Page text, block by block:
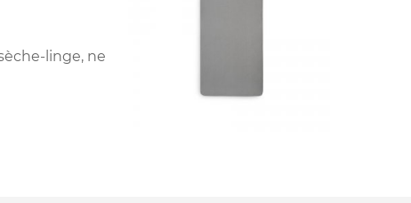
linge, ne